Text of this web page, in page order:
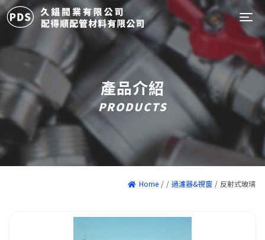
產品介紹
PRODUCTS
Home / / 過濾器&視窗 / 反射式玻璃